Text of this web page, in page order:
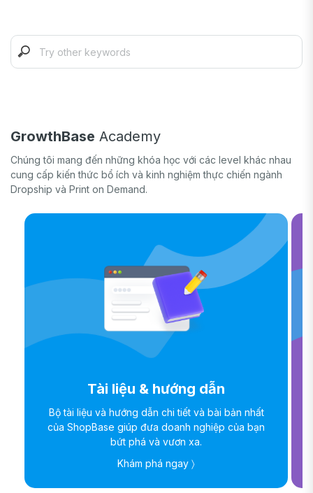
GrowthBase Academy
Chúng tôi mang đến những khóa học với các level khác nhau
cung cấp kiến thức bổ ích và kinh nghiệm thực chiến ngành
Dropship và Print on Demand.
Tài liệu & hướng dẫn
Bộ tài liệu và hướng dẫn chi tiết và bài bản nhất
của ShopBase giúp đưa doanh nghiệp của bạn
bứt phá và vươn xa.
Khám phá ngay 〉